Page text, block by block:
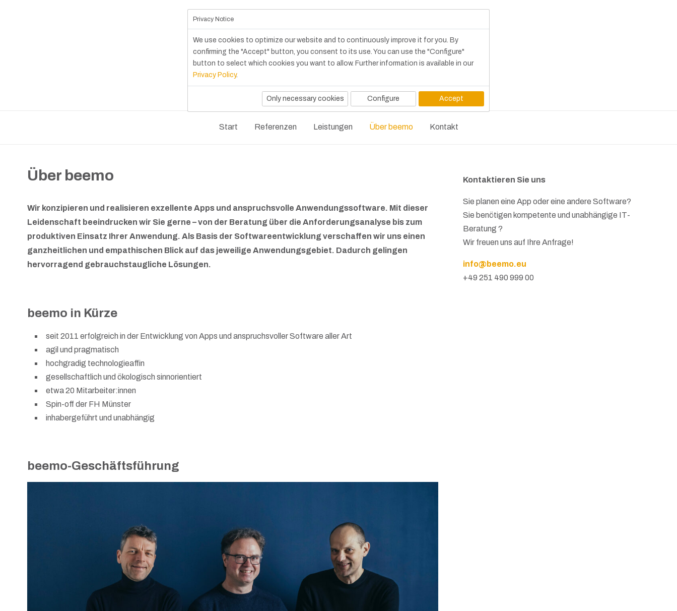
Start Referenzen Leistungen Über beemo Kontakt
Über beemo
Wir konzipieren und realisieren exzellente Apps und anspruchsvolle Anwendungssoftware. Mit dieser
Leidenschaft beeindrucken wir Sie gerne – von der Beratung über die Anforderungs­analyse bis zum
produktiven Einsatz Ihrer Anwendung. Als Basis der Softwareentwicklung verschaffen wir uns einen
ganz­heitlichen und empathischen Blick auf das jeweilige Anwendungsgebiet. Dadurch gelingen
hervorragend gebrauchstaugliche Lösungen.
beemo in Kürze
seit 2011 erfolgreich in der Entwicklung von Apps und anspruchsvoller Software aller Art
agil und pragmatisch
hochgradig technologieaffin
gesellschaftlich und ökologisch sinnorientiert
etwa 20 Mitarbeiter:innen
Spin-off der FH Münster
inhabergeführt und unabhängig
beemo-Geschäftsführung
Kontaktieren Sie uns
Sie planen eine App oder eine andere Software?
Sie benötigen kompetente und unabhängige IT-
Beratung ?
Wir freuen uns auf Ihre Anfrage!
info@beemo.eu
+49 251 490 999 00
Privacy Notice
We use cookies to optimize our website and to continuously improve it for you. By
confirming the "Accept" button, you consent to its use. You can use the "Configure"
button to select which cookies you want to allow. Further information is available in our
Privacy Policy.
Only necessary cookies Configure Accept